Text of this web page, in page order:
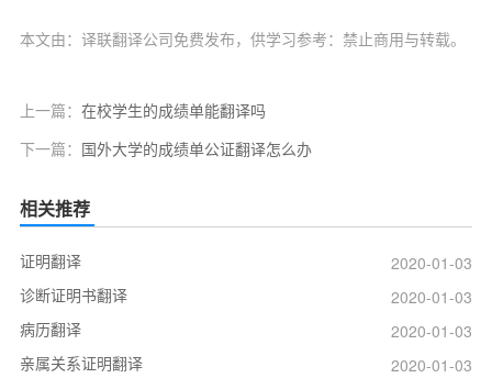
本文由：译联翻译公司免费发布，供学习参考：禁止商用与转载。
上一篇： 在校学生的成绩单能翻译吗
下一篇： 国外大学的成绩单公证翻译怎么办
相关推荐
证明翻译
2020-01-03
诊断证明书翻译
2020-01-03
病历翻译
2020-01-03
亲属关系证明翻译
2020-01-03